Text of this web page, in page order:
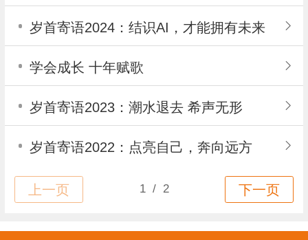
岁首寄语2024：结识AI，才能拥有未来
学会成长 十年赋歌
岁首寄语2023：潮水退去 希声无形
岁首寄语2022：点亮自己，奔向远方